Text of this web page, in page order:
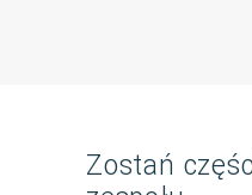
Zostań